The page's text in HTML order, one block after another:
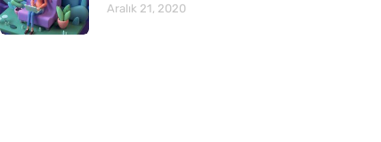
Aralık 21, 2020